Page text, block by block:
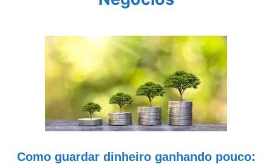
Como guardar dinheiro ganhando pouco: